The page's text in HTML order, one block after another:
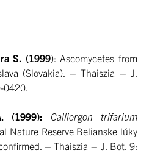
S. (1999): Ascomycetes from
(Slovakia). – Thaiszia – J.
0420.
(1999): Calliergon trifarium
Nature Reserve Belianske lúky
– Thaiszia – J. Bot. 9: